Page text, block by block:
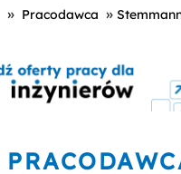
» Pracodawca »